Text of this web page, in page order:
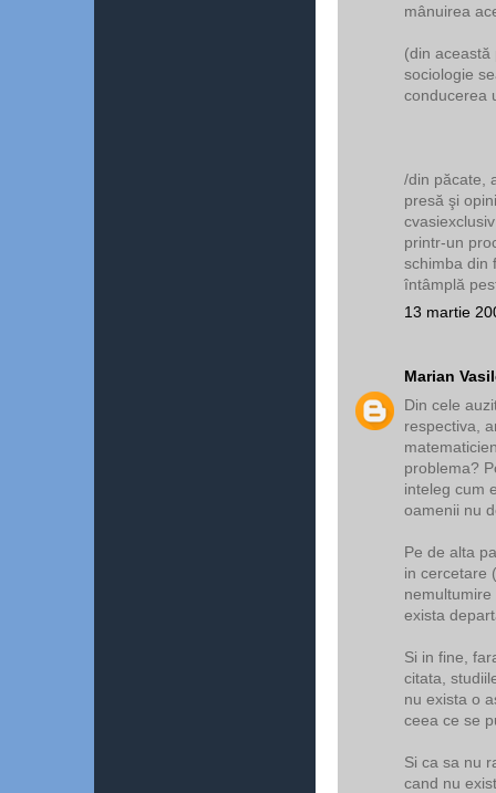
mânuirea
(din această
sociologie
conducerea
/din păcate,
presă şi
printr-un
schimba din
întâmplă
13 martie
Marian
Din cele
respectiva,
problema?
inteleg cum
oamenii nu
Pe de alta
in cercetare
exista
Si in fine,
citata,
nu exista o
ceea ce se
Si ca sa nu
cand nu